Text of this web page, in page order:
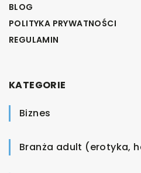
BLOG
POLITYKA PRYWATNOŚCI
REGULAMIN
KATEGORIE
Biznes
Branża adult (erotyka,